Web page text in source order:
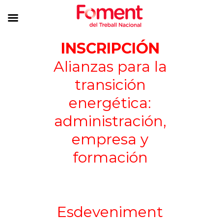
INSCRIPCIÓN
Alianzas para la
transición
energética:
administración,
empresa y
formación
Esdeveniment